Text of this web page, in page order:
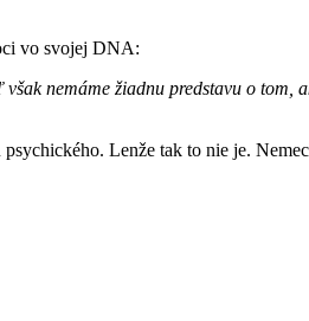
vo svojej DNA:
nemáme žiadnu predstavu o tom,
Lenže tak to nie je.